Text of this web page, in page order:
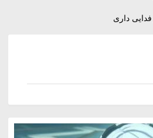
فدایی داری